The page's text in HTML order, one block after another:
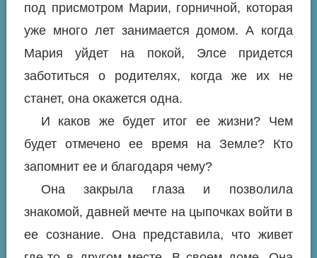
под присмотром Марии, горничной, которая
уже много лет занимается домом. А когда
Мария уйдет на покой, Элсе придется
заботиться о родителях, когда же их не
станет, она окажется одна.
И каков же будет итог ее жизни? Чем
будет отмечено ее время на Земле? Кто
запомнит ее и благодаря чему?
Она закрыла глаза и позволила
знакомой, давней мечте на цыпочках войти в
ее сознание. Она представила, что живет